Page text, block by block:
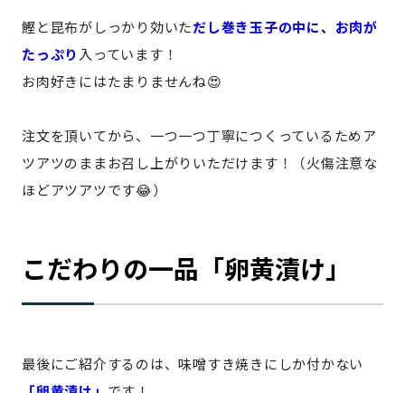
鰹と昆布がしっかり効いただし巻き玉子の中に、お肉が
たっぷり 入っています！
お肉好きにはたまりませんね😍
注文を頂いてから、一つ一つ丁寧につくっているためア
ツアツのままお召し上がりいただけます！（火傷注意な
ほどアツアツです😂）
こだわりの一品「卵黄漬け」
最後にご紹介するのは、味噌すき焼きにしか付かない